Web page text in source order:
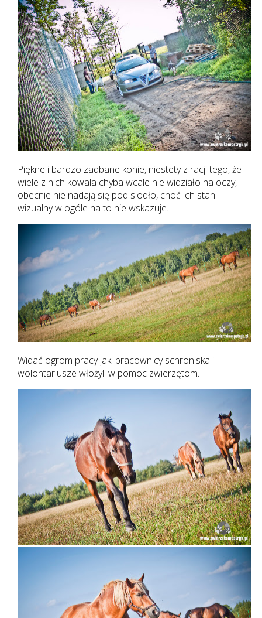
Piękne i bardzo zadbane konie, niestety z racji tego, że
wiele z nich kowala chyba wcale nie widziało na oczy,
obecnie nie nadają się pod siodło, choć ich stan
wizualny w ogóle na to nie wskazuje.
Widać ogrom pracy jaki pracownicy schroniska i
wolontariusze włożyli w pomoc zwierzętom.